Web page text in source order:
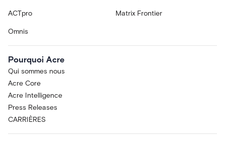
ACTpro Matrix Frontier
Omnis
Pourquoi Acre
Qui sommes nous
Acre Core
Acre Intelligence
Press Releases
CARRIÈRES